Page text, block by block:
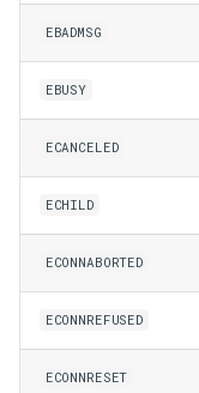
EBADMSG
EBUSY
ECANCELED
ECHILD
ECONNABORTED
ECONNREFUSED
ECONNRESET